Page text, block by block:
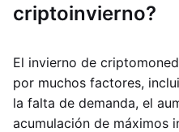
criptoinvierno?
El invierno de
por muchos factores,
la falta de demanda, el
acumulación de máximos